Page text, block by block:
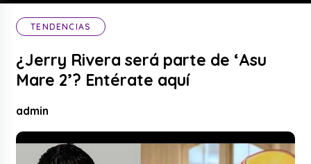
TENDENCIAS
¿Jerry Rivera será parte de ‘Asu
Mare 2’? Entérate aquí
admin